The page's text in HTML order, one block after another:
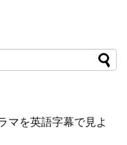
マを英語字幕で見よ